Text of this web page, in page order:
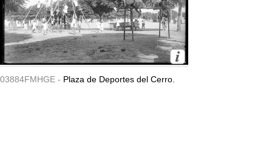
03884FMHGE - Plaza de Deportes del Cerro.